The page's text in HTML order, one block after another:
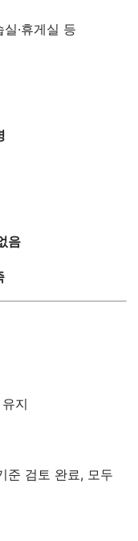
실·휴게실 등
음
지
준 검토 완료, 모두